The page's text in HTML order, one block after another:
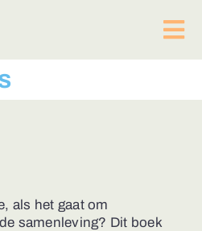
als het gaat om
samenleving? Dit boek